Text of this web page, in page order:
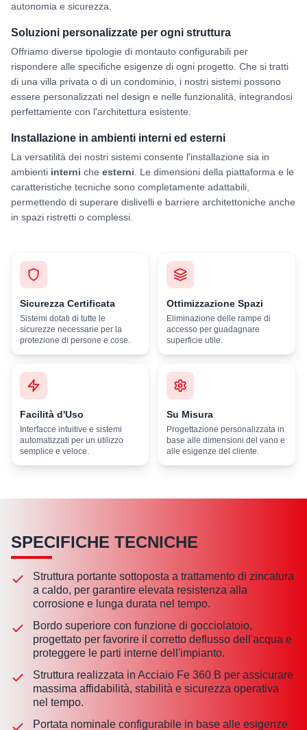
autonomia e sicurezza.
Soluzioni personalizzate per ogni struttura
Offriamo diverse tipologie di montauto configurabili per
rispondere alle specifiche esigenze di ogni progetto. Che si tratti
di una villa privata o di un condominio, i nostri sistemi possono
essere personalizzati nel design e nelle funzionalità, integrandosi
perfettamente con l'architettura esistente.
Installazione in ambienti interni ed esterni
La versatilità dei nostri sistemi consente l'installazione sia in
ambienti interni che esterni . Le dimensioni della piattaforma e le
caratteristiche tecniche sono completamente adattabili,
permettendo di superare dislivelli e barriere architettoniche anche
in spazi ristretti o complessi.
Sicurezza Certificata
Sistemi dotati di tutte le
sicurezze necessarie per la
protezione di persone e cose.
Ottimizzazione Spazi
Eliminazione delle rampe di
accesso per guadagnare
superficie utile.
Facilità d'Uso
Interfacce intuitive e sistemi
automatizzati per un utilizzo
semplice e veloce.
Su Misura
Progettazione personalizzata in
base alle dimensioni del vano e
alle esigenze del cliente.
SPECIFICHE TECNICHE
Struttura portante sottoposta a trattamento di zincatura
a caldo, per garantire elevata resistenza alla
corrosione e lunga durata nel tempo.
Bordo superiore con funzione di gocciolatoio,
progettato per favorire il corretto deflusso dell'acqua e
proteggere le parti interne dell'impianto.
Struttura realizzata in Acciaio Fe 360 B per assicurare
massima affidabilità, stabilità e sicurezza operativa
nel tempo.
Portata nominale configurabile in base alle esigenze